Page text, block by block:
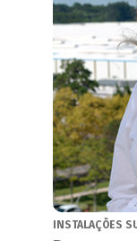
INSTALAÇÕES